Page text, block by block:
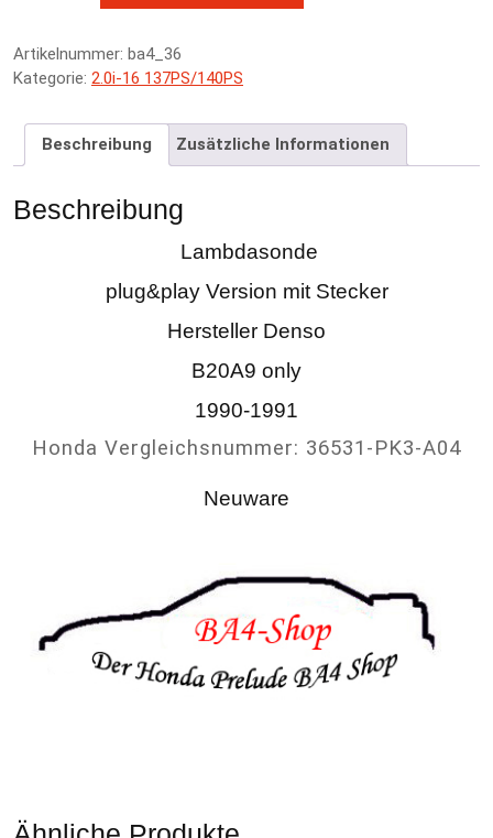
t
i
Artikelnummer: ba4_36
Kategorie: 2.0i-16 137PS/140PS
Beschreibung Zusätzliche Informationen
Beschreibung
Lambdasonde
plug&play Version mit Stecker
Hersteller Denso
B20A9 only
1990-1991
Honda Vergleichsnummer: 36531-PK3-A04
Neuware